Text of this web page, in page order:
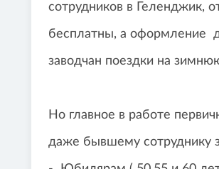
сотрудников в Геленджик,
бесплатны, а оформление
заводчан поездки на
Но главное в работе
даже бывшему сотруднику